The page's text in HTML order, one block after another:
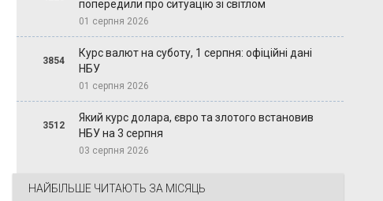
попередили про ситуацію зі світлом
01 серпня 2026
3854
Курс валют на суботу, 1 серпня: офіційні дані
НБУ
01 серпня 2026
3512
Який курс долара, євро та злотого встановив
НБУ на 3 серпня
03 серпня 2026
НАЙБІЛЬШЕ ЧИТАЮТЬ ЗА МІСЯЦЬ